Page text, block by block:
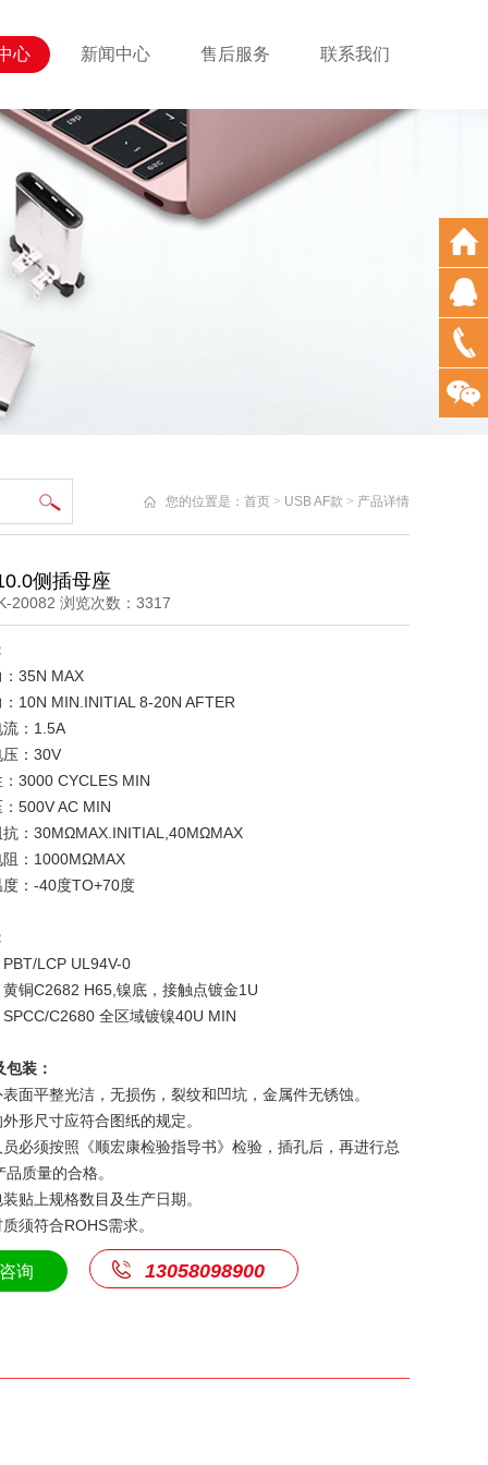
心 新闻中心 售后服务 联系我们
您的位置是： 首页 > USB AF款 > 产品详情
侧插母座
20082 浏览次数：3317
35N MAX
10N MIN.INITIAL 8-20N AFTER
：1.5A
：30V
3000 CYCLES MIN
500V AC MIN
：30MΩMAX.INITIAL,40MΩMAX
：1000MΩMAX
：-40度TO+70度
LCP UL94V-0
铜C2682 H65,镍底，接触点镀金1U
C2680 全区域镀镍40U MIN
装：
面平整光洁，无损伤，裂纹和凹坑，金属件无锈蚀。
形尺寸应符合图纸的规定。
必须按照《顺宏康检验指导书》检验，插孔后，再进行总
质量的合格。
贴上规格数目及生产日期。
须符合ROHS需求。
询 13058098900